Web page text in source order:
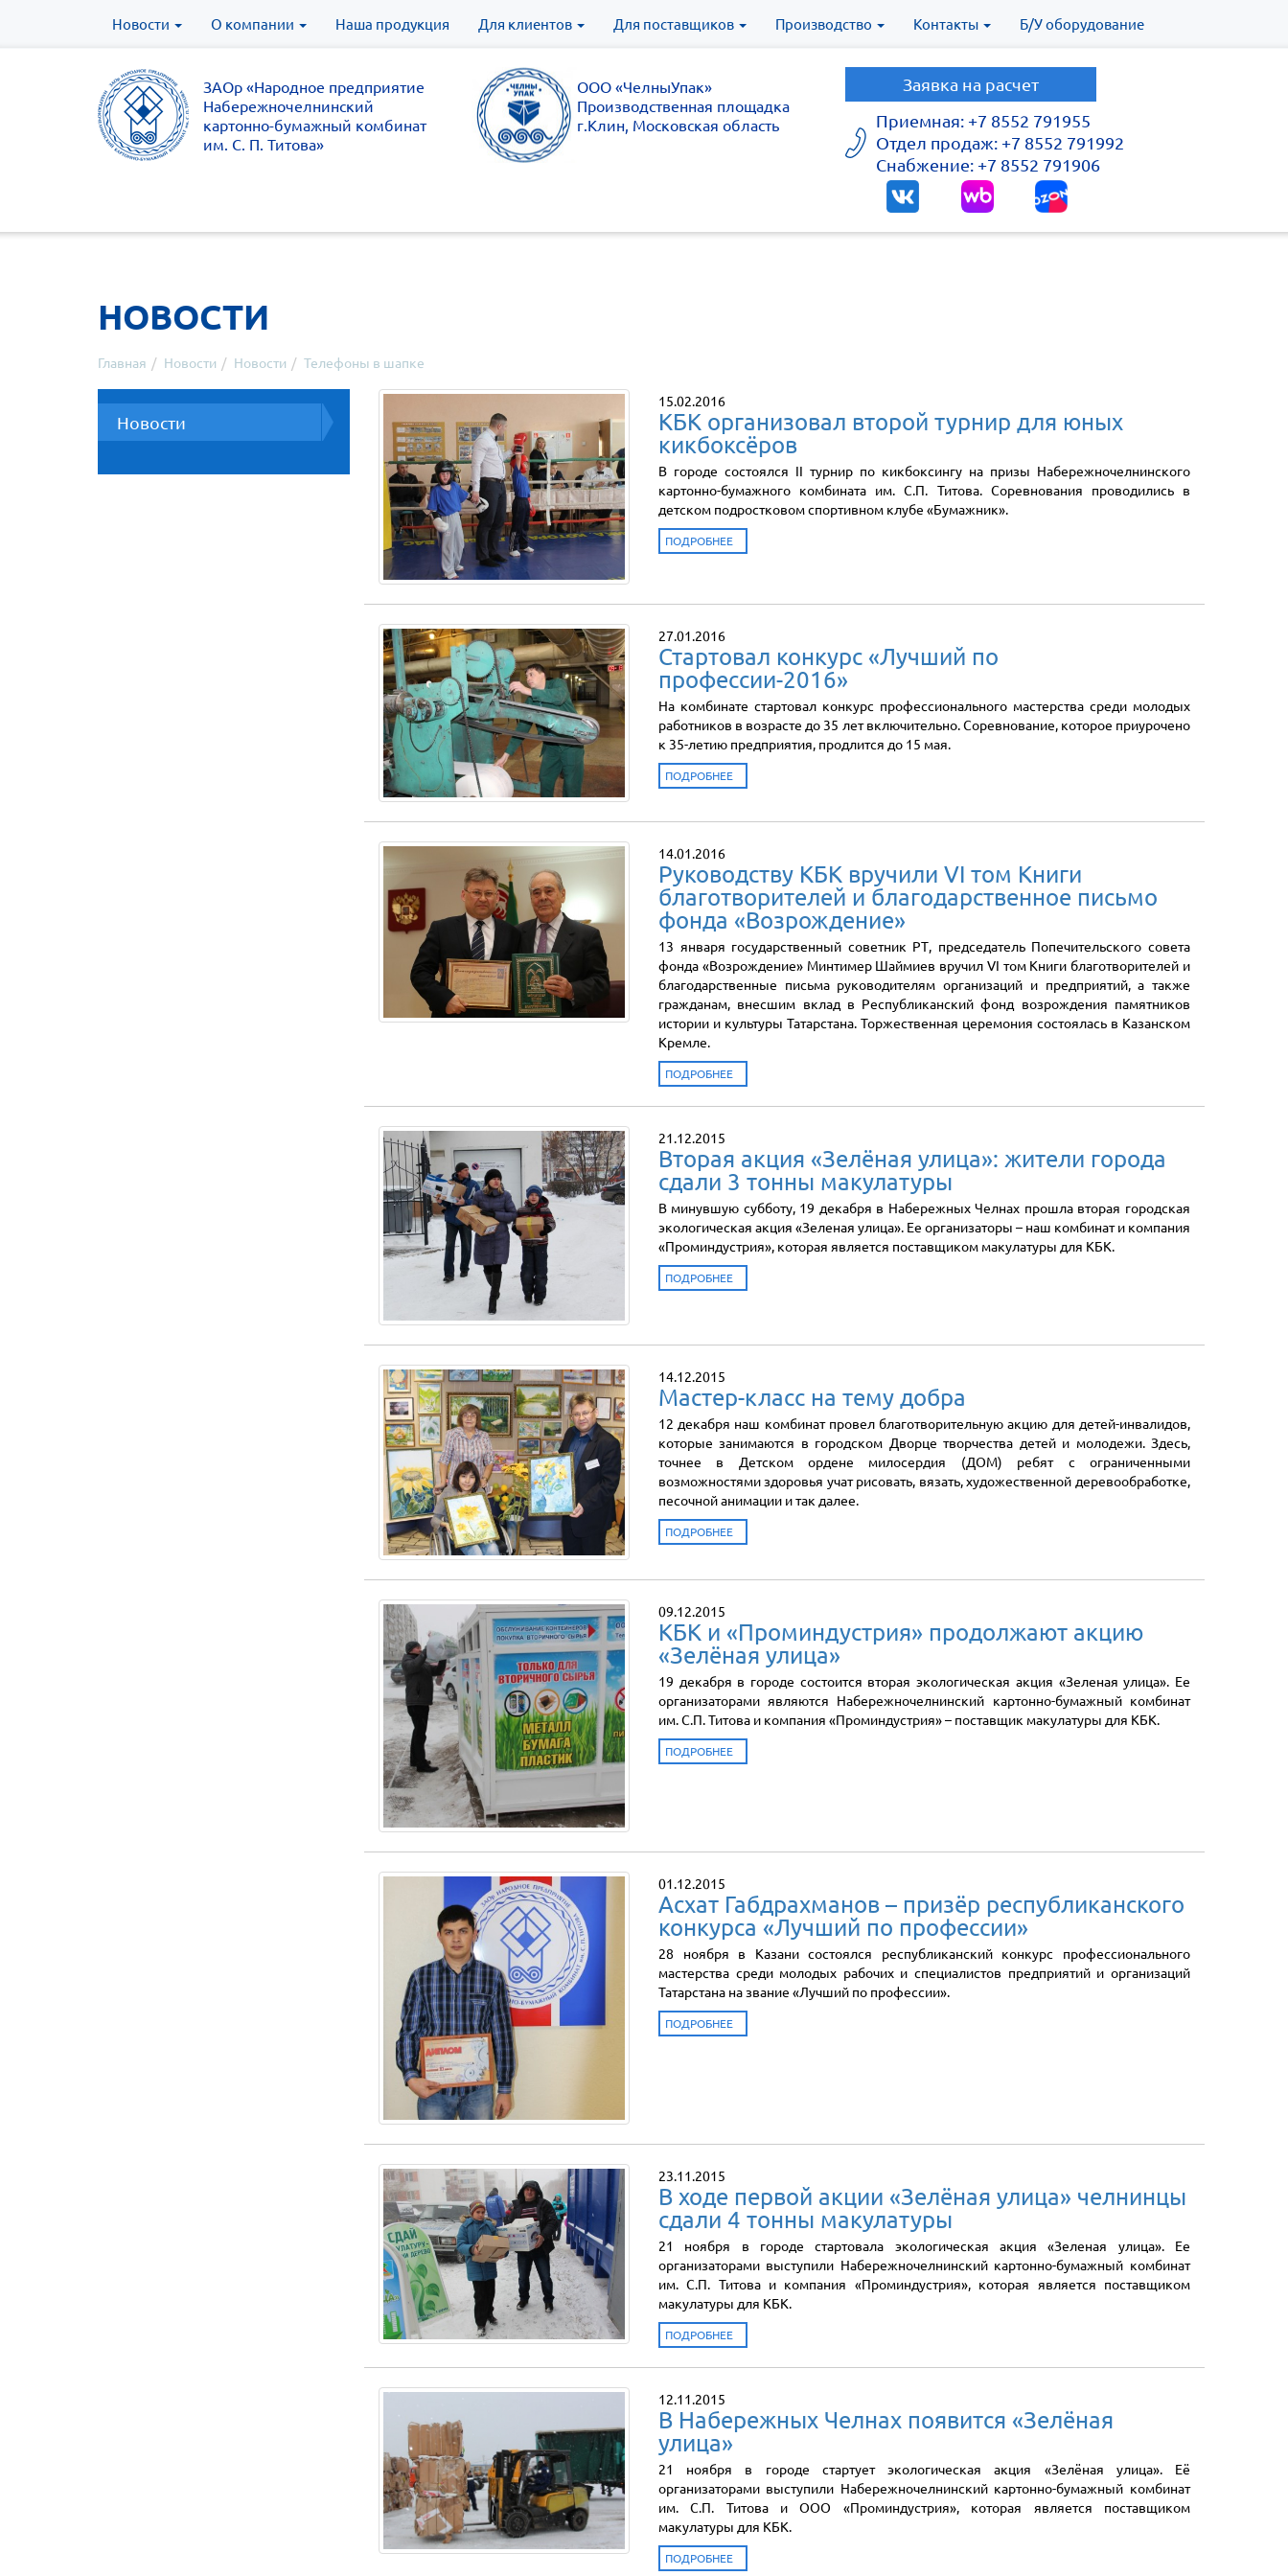
Новости О компании Наша продукция Для клиентов Для поставщиков Производство Контакты Б/У оборудование
ЗАОр «Народное предприятие
Набережночелнинский
картонно-бумажный комбинат
им. С. П. Титова»
ООО «ЧелныУпак»
Производственная площадка
г.Клин, Московская область
Заявка на расчет
Приемная: +7 8552 791955
Отдел продаж: +7 8552 791992
Снабжение: +7 8552 791906
НОВОСТИ
Главная Новости Новости Телефоны в шапке
Новости
15.02.2016
КБК организовал второй турнир для юных
кикбоксёров
В городе состоялся II турнир по кикбоксингу на призы Набережночелнинского
картонно-бумажного комбината им. С.П. Титова. Соревнования проводились в
детском подростковом спортивном клубе «Бумажник».
ПОДРОБНЕЕ
27.01.2016
Стартовал конкурс «Лучший по
профессии-2016»
На комбинате стартовал конкурс профессионального мастерства среди молодых
работников в возрасте до 35 лет включительно. Соревнование, которое приурочено
к 35-летию предприятия, продлится до 15 мая.
ПОДРОБНЕЕ
14.01.2016
Руководству КБК вручили VI том Книги
благотворителей и благодарственное письмо
фонда «Возрождение»
13 января государственный советник РТ, председатель Попечительского совета
фонда «Возрождение» Минтимер Шаймиев вручил VI том Книги благотворителей и
благодарственные письма руководителям организаций и предприятий, а также
гражданам, внесшим вклад в Республиканский фонд возрождения памятников
истории и культуры Татарстана. Торжественная церемония состоялась в Казанском
Кремле.
ПОДРОБНЕЕ
21.12.2015
Вторая акция «Зелёная улица»: жители города
сдали 3 тонны макулатуры
В минувшую субботу, 19 декабря в Набережных Челнах прошла вторая городская
экологическая акция «Зеленая улица». Ее организаторы – наш комбинат и компания
«Проминдустрия», которая является поставщиком макулатуры для КБК.
ПОДРОБНЕЕ
14.12.2015
Мастер-класс на тему добра
12 декабря наш комбинат провел благотворительную акцию для детей-инвалидов,
которые занимаются в городском Дворце творчества детей и молодежи. Здесь,
точнее в Детском ордене милосердия (ДОМ) ребят с ограниченными
возможностями здоровья учат рисовать, вязать, художественной деревообработке,
песочной анимации и так далее.
ПОДРОБНЕЕ
09.12.2015
КБК и «Проминдустрия» продолжают акцию
«Зелёная улица»
19 декабря в городе состоится вторая экологическая акция «Зеленая улица». Ее
организаторами являются Набережночелнинский картонно-бумажный комбинат
им. С.П. Титова и компания «Проминдустрия» – поставщик макулатуры для КБК.
ПОДРОБНЕЕ
01.12.2015
Асхат Габдрахманов – призёр республиканского
конкурса «Лучший по профессии»
28 ноября в Казани состоялся республиканский конкурс профессионального
мастерства среди молодых рабочих и специалистов предприятий и организаций
Татарстана на звание «Лучший по профессии».
ПОДРОБНЕЕ
23.11.2015
В ходе первой акции «Зелёная улица» челнинцы
сдали 4 тонны макулатуры
21 ноября в городе стартовала экологическая акция «Зеленая улица». Ее
организаторами выступили Набережночелнинский картонно-бумажный комбинат
им. С.П. Титова и компания «Проминдустрия», которая является поставщиком
макулатуры для КБК.
ПОДРОБНЕЕ
12.11.2015
В Набережных Челнах появится «Зелёная
улица»
21 ноября в городе стартует экологическая акция «Зелёная улица». Её
организаторами выступили Набережночелнинский картонно-бумажный комбинат
им. С.П. Титова и ООО «Проминдустрия», которая является поставщиком
макулатуры для КБК.
ПОДРОБНЕЕ